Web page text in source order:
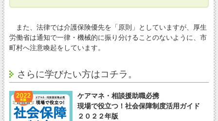
また、法律では介護保険優先を「原則」としていますが、厚生
労働省は通知で一律・機械的に振り分けることのないように、市
町村へ注意喚起をしています。
さらに学びたい方はコチラ。
ケアマネ・相談援助職必携
現場で役立つ！社会保障制度活用ガイド
２０２２年版